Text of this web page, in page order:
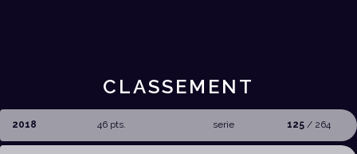
CLASSEMENT
2018 46 pts. serie 125 / 264